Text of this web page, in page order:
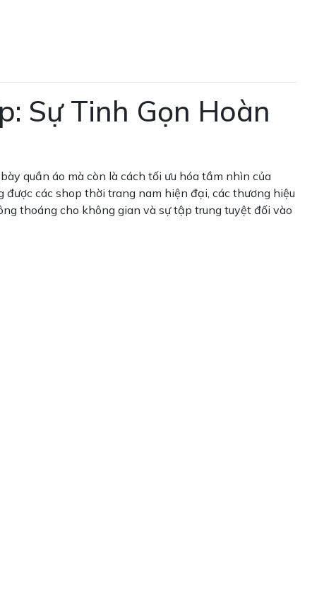
Sự Tinh Gọn Hoàn
quần áo mà còn là cách tối ưu hóa tầm nhìn của
các shop thời trang nam hiện đại, các thương hiệu
thoáng cho không gian và sự tập trung tuyệt đối vào